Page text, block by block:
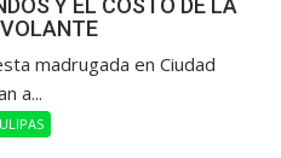
Y EL COSTO DE LA
madrugada en Ciudad
a...